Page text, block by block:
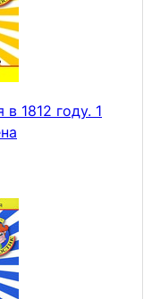
1812 году. 1